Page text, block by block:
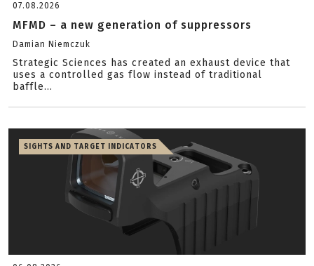
07.08.2026
MFMD – a new generation of suppressors
Damian Niemczuk
Strategic Sciences has created an exhaust device that
uses a controlled gas flow instead of traditional
baffle...
SIGHTS AND TARGET INDICATORS